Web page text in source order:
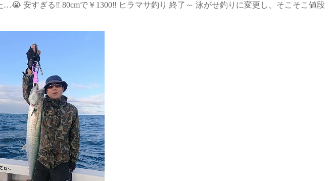
安すぎる‼️ 80cmで￥1300‼️ ヒラマサ釣り 終了～ 泳がせ釣りに変更し、そこそこ値段